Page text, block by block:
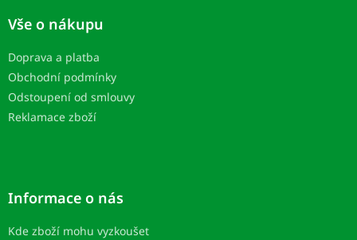
Vše o nákupu
Doprava a platba
Obchodní podmínky
Odstoupení od smlouvy
Reklamace zboží
Informace o nás
Kde zboží mohu vyzkoušet